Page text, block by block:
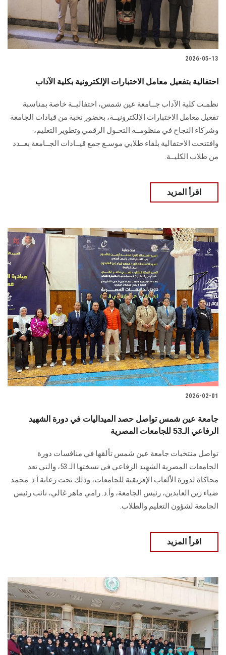
الدراسات العليا
الزائـرون
سجل الان
2026-05-13
احتفالية بتفعيل معامل الاختبارات الإلكترونية بكلية الآداب
نظمـت كلية الآداب جــامعة عين شمس، احتفاليــة خاصة بمناسبة
تفعيل معامل الاختبارات الإلكترونيــة، بحضور نخبة من قيادات الجامعة
وشركاء النجاح في منظومــة التحـول الرقمي وتطوير التعليم،
وافتتحت الاحتفالية بلقاء طلابي موسـع جمع قيــادات الجــامعة بعــدد
من طلاب الكليــة.
اقرأ المزيد
2026-02-01
جامعة عين شمس تواصل حصد الميداليات في دورة الشهيد
الرفاعي الـ53 للجامعات المصرية
تواصل منتخبات جامعة عين شمس تألقها في منافسات دورة
الجامعات المصرية الشهيد الرفاعي في نسختها الـ 53، والتي تعد
محاكاة لدورة الألعاب الإفريقية للجامعات، وذلك تحت رعاية أ.د. محمد
ضياء زين العابدين، رئيس الجامعة، وأ.د. رامي ماهر غالي، نائب رئيس
الجامعة لشؤون التعليم والطلاب.
اقرأ المزيد